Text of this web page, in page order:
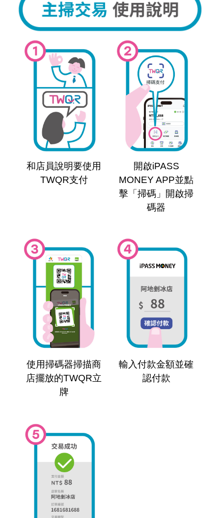
和店員說明要使用
TWQR支付
開啟iPASS
MONEY APP並點
擊「掃碼」開啟掃
碼器
使用掃碼器掃描商
店擺放的TWQR立
牌
輸入付款金額並確
認付款